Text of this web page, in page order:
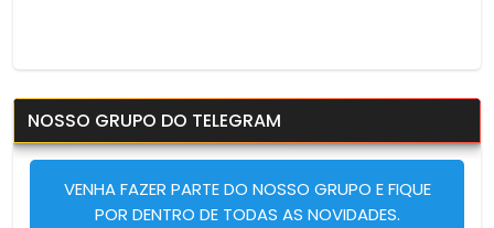
NOSSO GRUPO DO TELEGRAM
VENHA FAZER PARTE DO NOSSO GRUPO E FIQUE
POR DENTRO DE TODAS AS NOVIDADES.